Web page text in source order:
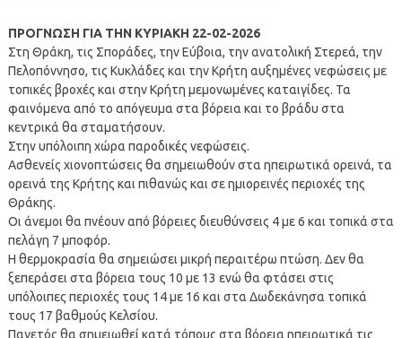
ΠΡΟΓΝΩΣΗ ΓΙΑ ΤΗΝ ΚΥΡΙΑΚΗ 22-02-2026
Στη Θράκη, τις Σποράδες, την Εύβοια, την ανατολική Στερεά, την
Πελοπόννησο, τις Κυκλάδες και την Κρήτη αυξημένες νεφώσεις με
τοπικές βροχές και στην Κρήτη μεμονωμένες καταιγίδες. Τα
φαινόμενα από το απόγευμα στα βόρεια και το βράδυ στα
κεντρικά θα σταματήσουν.
Στην υπόλοιπη χώρα παροδικές νεφώσεις.
Ασθενείς χιονοπτώσεις θα σημειωθούν στα ηπειρωτικά ορεινά, τα
ορεινά της Κρήτης και πιθανώς και σε ημιορεινές περιοχές της
Θράκης.
Οι άνεμοι θα πνέουν από βόρειες διευθύνσεις 4 με 6 και τοπικά στα
πελάγη 7 μποφόρ.
Η θερμοκρασία θα σημειώσει μικρή περαιτέρω πτώση. Δεν θα
ξεπεράσει στα βόρεια τους 10 με 13 ενώ θα φτάσει στις
υπόλοιπες περιοχές τους 14 με 16 και στα Δωδεκάνησα τοπικά
τους 17 βαθμούς Κελσίου.
Παγετός θα σημειωθεί κατά τόπους στα βόρεια ηπειρωτικά τις